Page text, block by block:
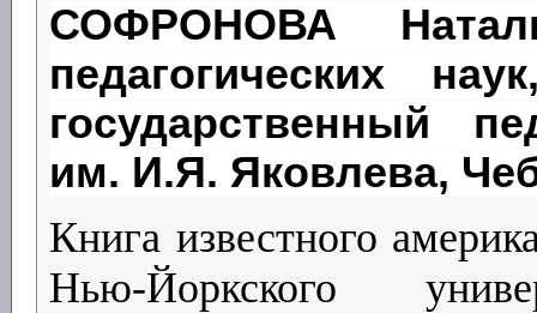
СОФРОНОВА
педагогических
государственный
им. И.Я. Яковлева,
Книга известного
Нью-Йоркского